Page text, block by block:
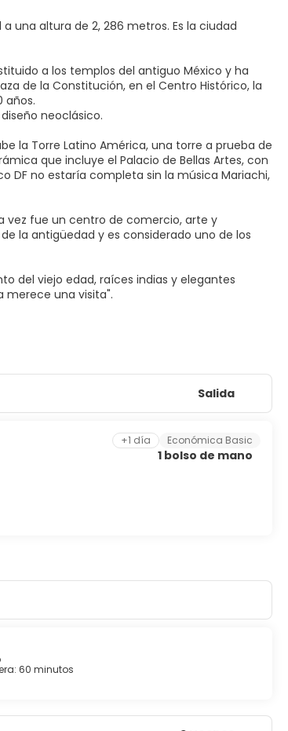
una altura de 2, 286 metros. Es la ciudad
a los templos del antiguo México y ha
de la Constitución, en el Centro Histórico, la
años.
neoclásico.
la Torre Latino América, una torre a prueba de
que incluye el Palacio de Bellas Artes, con
DF no estaría completa sin la música Mariachi,
vez fue un centro de comercio, arte y
la antigüedad y es considerado uno de los
del viejo edad, raíces indias y elegantes
Salida
+1 día Económica Basic
1 bolso de mano
60 minutos